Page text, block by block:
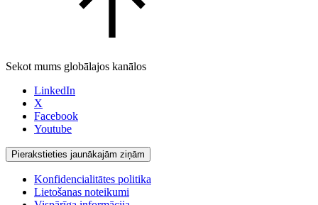
Sekot mums globālajos kanālos
LinkedIn
X
Facebook
Youtube
Pierakstieties jaunākajām ziņām
Konfidencialitātes politika
Lietošanas noteikumi